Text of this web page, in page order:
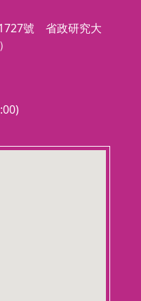
號 省政研究大